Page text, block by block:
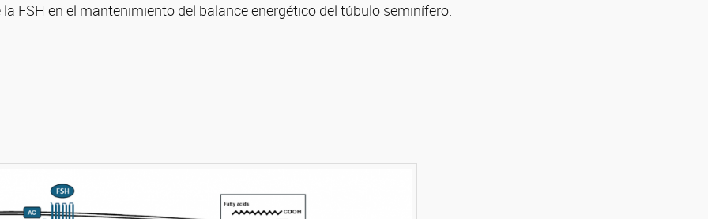
FSH en el mantenimiento del balance energético del túbulo seminífero.